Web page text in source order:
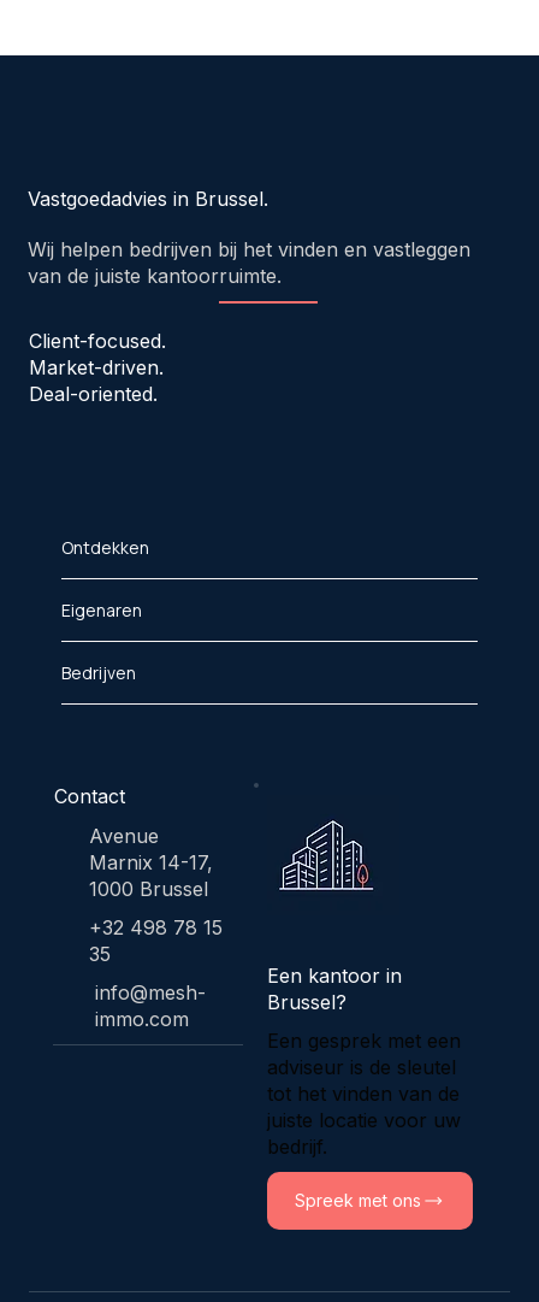
Vastgoedadvies in Brussel.
Wij helpen bedrijven bij het vinden en vastleggen
van de juiste kantoorruimte.
Client-focused.
Market-driven.
Deal-oriented.
Ontdekken
Eigenaren
Bedrijven
Contact
Avenue
Marnix 14-17,
1000 Brussel
+32 498 78 15
35
info@mesh-
immo.com
Een kantoor in
Brussel?
Een gesprek met een
adviseur is de sleutel
tot het vinden van de
juiste locatie voor uw
bedrijf.
Spreek met ons